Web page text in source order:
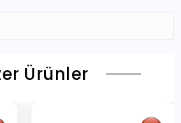
Ürünler